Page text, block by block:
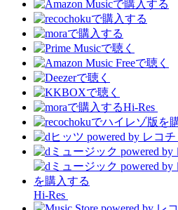
Hi-Res
Hi-Res